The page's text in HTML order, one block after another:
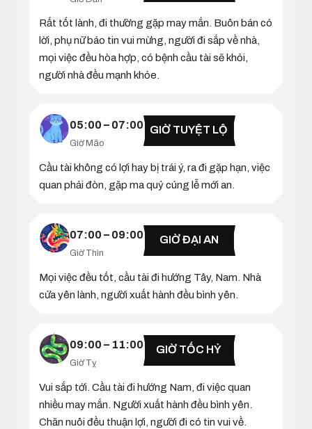
Rất tốt lành, đi thường gặp may mắn. Buôn bán có
lời, phụ nữ báo tin vui mừng, người đi sắp về nhà,
mọi việc đều hòa hợp, có bệnh cầu tài sẽ khỏi,
người nhà đều mạnh khỏe.
05:00 – 07:00
Giờ Mão
GIỜ TUYỆT LỘ
Cầu tài không có lợi hay bị trái ý, ra đi gặp hạn, việc
quan phải đòn, gặp ma quỷ cúng lễ mới an.
07:00 – 09:00
Giờ Thìn
GIỜ ĐẠI AN
Mọi việc đều tốt, cầu tài đi hướng Tây, Nam. Nhà
cửa yên lành, người xuất hành đều bình yên.
09:00 – 11:00
Giờ Tỵ
GIỜ TỐC HỶ
Vui sắp tới. Cầu tài đi hướng Nam, đi việc quan
nhiều may mắn. Người xuất hành đều bình yên.
Chăn nuôi đều thuận lợi, người đi có tin vui về.